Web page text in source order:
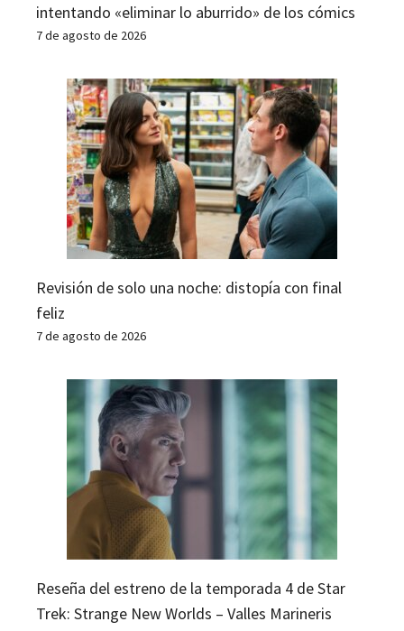
intentando «eliminar lo aburrido» de los cómics
7 de agosto de 2026
Revisión de solo una noche: distopía con final
feliz
7 de agosto de 2026
Reseña del estreno de la temporada 4 de Star
Trek: Strange New Worlds – Valles Marineris